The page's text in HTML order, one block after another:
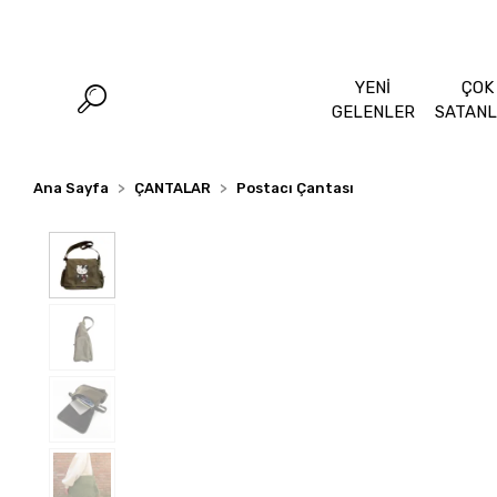
YENİ
GELENLER
ÇOK
Ana Sayfa ÇANTALAR Postacı Çantası